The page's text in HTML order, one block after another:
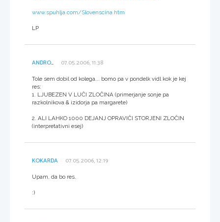
www.spuhlja.com/Slovenscina.htm
LP
ANDRO_ 07.05.2006, 11:38
Tole sem dobil od kolega... bomo pa v pondelk vidl kok je kej
res:
1. LJUBEZEN V LUČI ZLOČINA (primerjanje sonje pa
razkolnikova & izidorja pa margarete)
2. ALI LAHKO 1000 DEJANJ OPRAVIČI STORJENI ZLOČIN
(interpretativni esej)
KOKARDA 07.05.2006, 12:19
Upam, da bo res.
:)